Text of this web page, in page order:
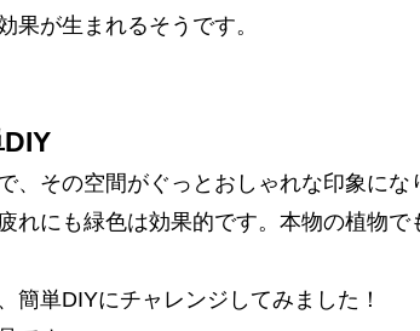
果が生まれるそうです。
、その空間がぐっとおしゃれな印象に
れにも緑色は効果的です。本物の植物
簡単DIYにチャレンジしてみました！